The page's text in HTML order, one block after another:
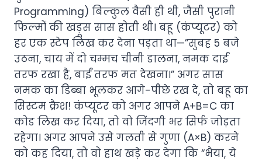
Programming) बिल्कुल वैसी ही थी, जैसी पुरानी
फिल्मों की खड़ूस सास होती थी। बहू (कंप्यूटर) को
हर एक स्टेप लिख कर देना पड़ता था—”सुबह 5 बजे
उठना, चाय में दो चम्मच चीनी डालना, नमक दाईं
तरफ रखा है, बाईं तरफ मत देखना।” अगर सास
नमक का डिब्बा भूलकर आगे-पीछे रख दे, तो बहू का
सिस्टम क्रैश! कंप्यूटर को अगर आपने A+B=C का
कोड लिख कर दिया, तो वो जिंदगी भर सिर्फ जोड़ता
रहेगा। अगर आपने उसे गलती से गुणा (A×B) करने
को कह दिया, तो वो हाथ खड़े कर देगा कि “भैया, ये